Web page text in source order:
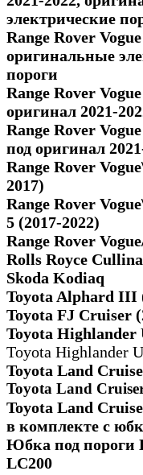
электрические
Range Rover
оригинальные
пороги
Range Rover
оригинал 2021-
Range Rover
под оригинал
Range Rover
2017)
Range Rover
5 (2017-2022)
Range Rover
Rolls Royce
Skoda Kodiaq
Toyota Alphard III
Toyota FJ Cruiser
Toyota Highlander
Toyota Highlander
Toyota Land
Toyota Land
Toyota Land
в комплекте с
Юбка под пороги
LC200